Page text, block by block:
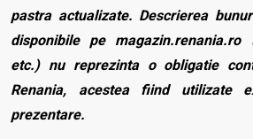
pastra actualizate. Descrierea
disponibile pe
etc.) nu reprezinta o obligatie
Renania, acestea fiind utilizate
prezentare.